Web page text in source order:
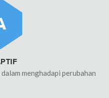
menghadapi perubahan